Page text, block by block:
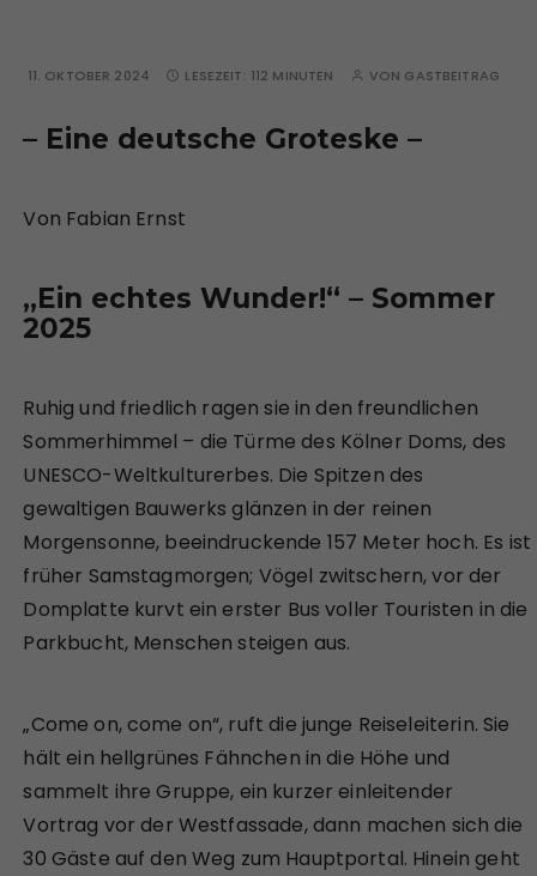
11. OKTOBER 2024 LESEZEIT: 112 MINUTEN VON GASTBEITRAG
– Eine deutsche Groteske –
Von Fabian Ernst
„Ein echtes Wunder!“ – Sommer
2025
Ruhig und friedlich ragen sie in den freundlichen
Sommerhimmel – die Türme des Kölner Doms, des
UNESCO-Weltkulturerbes. Die Spitzen des
gewaltigen Bauwerks glänzen in der reinen
Morgensonne, beeindruckende 157 Meter hoch. Es ist
früher Samstagmorgen; Vögel zwitschern, vor der
Domplatte kurvt ein erster Bus voller Touristen in die
Parkbucht, Menschen steigen aus.
„Come on, come on“, ruft die junge Reiseleiterin. Sie
hält ein hellgrünes Fähnchen in die Höhe und
sammelt ihre Gruppe, ein kurzer einleitender
Vortrag vor der Westfassade, dann machen sich die
30 Gäste auf den Weg zum Hauptportal. Hinein geht